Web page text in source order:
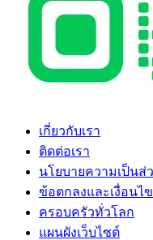
เกี่ยวกับเรา
ติดต่อเรา
นโยบายความเป็นส่
ข้อตกลงและเงื่อนไข
ครอบครัวทั่วโลก
แผนผังเว็บไซต์